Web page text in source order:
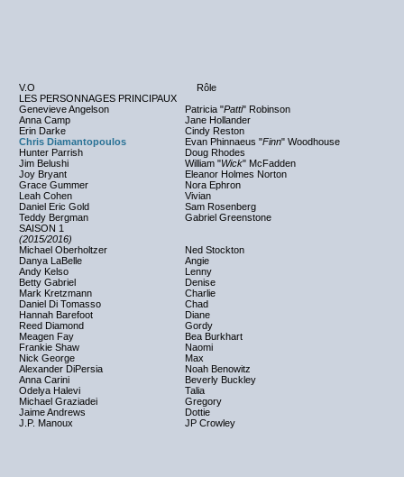
V.O
Rôle
LES PERSONNAGES PRINCIPAUX
Genevieve Angelson
Patricia "Patti" Robinson
Anna Camp
Jane Hollander
Erin Darke
Cindy Reston
Chris Diamantopoulos
Evan Phinnaeus "Finn" Woodhouse
Hunter Parrish
Doug Rhodes
Jim Belushi
William "Wick" McFadden
Joy Bryant
Eleanor Holmes Norton
Grace Gummer
Nora Ephron
Leah Cohen
Vivian
Daniel Eric Gold
Sam Rosenberg
Teddy Bergman
Gabriel Greenstone
SAISON 1
(2015/2016)
Michael Oberholtzer
Ned Stockton
Danya LaBelle
Angie
Andy Kelso
Lenny
Betty Gabriel
Denise
Mark Kretzmann
Charlie
Daniel Di Tomasso
Chad
Hannah Barefoot
Diane
Reed Diamond
Gordy
Meagen Fay
Bea Burkhart
Frankie Shaw
Naomi
Nick George
Max
Alexander DiPersia
Noah Benowitz
Anna Carini
Beverly Buckley
Odelya Halevi
Talia
Michael Graziadei
Gregory
Jaime Andrews
Dottie
J.P. Manoux
JP Crowley